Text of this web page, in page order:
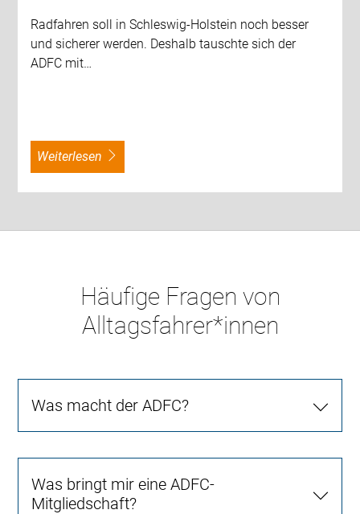
Radfahren soll in Schleswig-Holstein noch besser
und sicherer werden. Deshalb tauschte sich der
ADFC mit…
weiterlesen
Häufige Fragen von
Alltagsfahrer*innen
Was macht der ADFC?
Was bringt mir eine ADFC-
Mitgliedschaft?